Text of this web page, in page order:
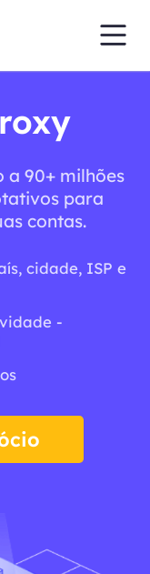
a 90+ milhões
para
contas.
cidade, ISP e
-